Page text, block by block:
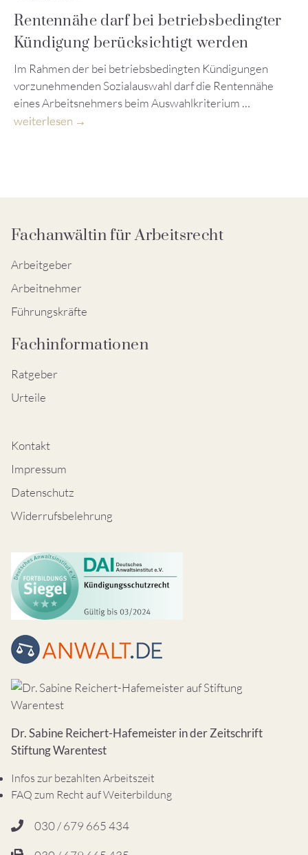
Rentennähe darf bei betriebsbedingter
Kündigung berücksichtigt werden
Im Rahmen der bei betriebsbedingten Kündigungen
vorzunehmenden Sozialauswahl darf die Rentennähe
eines Arbeitsnehmers beim Auswahlkriterium …
weiterlesen
Fachanwältin für Arbeitsrecht
Arbeitgeber
Arbeitnehmer
Führungskräfte
Fachinformationen
Ratgeber
Urteile
Kontakt
Impressum
Datenschutz
Widerrufsbelehrung
Dr. Sabine Reichert-Hafemeister in der Zeitschrift
Stiftung Warentest
Infos zur bezahlten Arbeitszeit
FAQ zum Recht auf Weiterbildung
030 / 679 665 434